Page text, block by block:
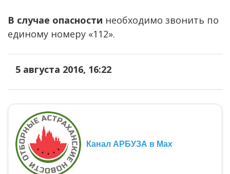
В случае опасности необходимо звонить по
единому номеру «112».
5 августа 2016, 16:22
Канал АРБУЗА в Max